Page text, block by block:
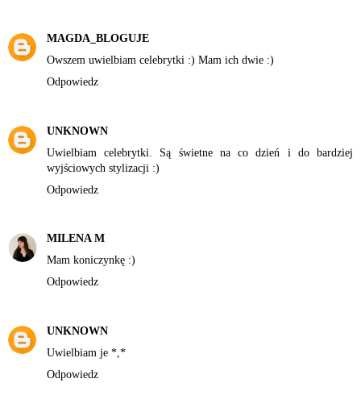
MAGDA_BLOGUJE
Owszem uwielbiam celebrytki :) Mam ich dwie :)
Odpowiedz
UNKNOWN
Uwielbiam celebrytki. Są świetne na co dzień i do bardziej
wyjściowych stylizacji :)
Odpowiedz
MILENA M
Mam koniczynkę :)
Odpowiedz
UNKNOWN
Uwielbiam je *,*
Odpowiedz